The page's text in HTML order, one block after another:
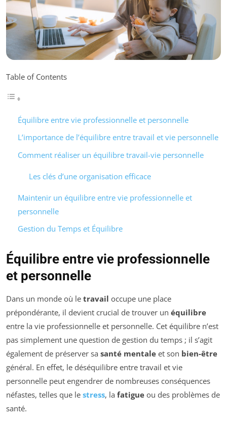
Table of Contents
Équilibre entre vie professionnelle et personnelle
L’importance de l’équilibre entre travail et vie personnelle
Comment réaliser un équilibre travail-vie personnelle
Les clés d’une organisation efficace
Maintenir un équilibre entre vie professionnelle et
personnelle
Gestion du Temps et Équilibre
Équilibre entre vie professionnelle
et personnelle
Dans un monde où le travail occupe une place
prépondérante, il devient crucial de trouver un équilibre
entre la vie professionnelle et personnelle. Cet équilibre n’est
pas simplement une question de gestion du temps ; il s’agit
également de préserver sa santé mentale et son bien-être
général. En effet, le déséquilibre entre travail et vie
personnelle peut engendrer de nombreuses conséquences
néfastes, telles que le stress, la fatigue ou des problèmes de
santé.